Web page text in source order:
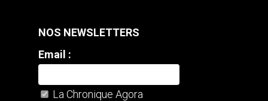
NOS NEWSLETTERS
Email :
La Chronique Agora